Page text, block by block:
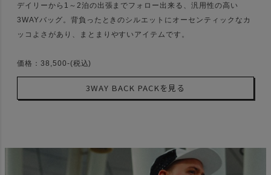
デイリーから1～2泊の出張までフォロー出来る、汎用性の高い
3WAYバッグ。背負ったときのシルエットにオーセンティックなカ
ッコよさがあり、まとまりやすいアイテムです。
価格：38,500-(税込)
3WAY BACK PACKを見る